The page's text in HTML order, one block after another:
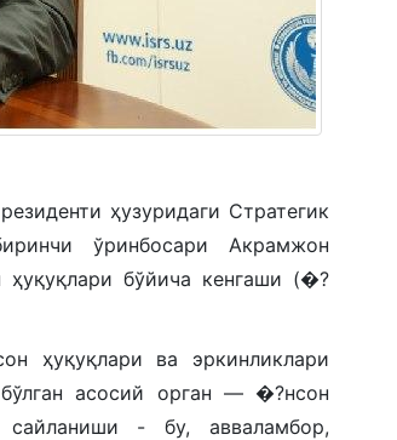
ҳузуридаги Стратегик
ўринбосари Акрамжон
бўйича кенгаши (�?
ҳуқуқлари ва эркинликлари
асосий орган — �?нсон
сайланиши - бу, авваламбор,